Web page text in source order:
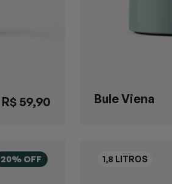
R$ 59,90
Bule Viena
20% OFF